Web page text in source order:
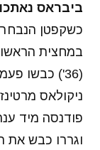
ביבראס נאתכו
כשקפטן
(36') כבשו
פודנסה מיד
וגררו כבש את